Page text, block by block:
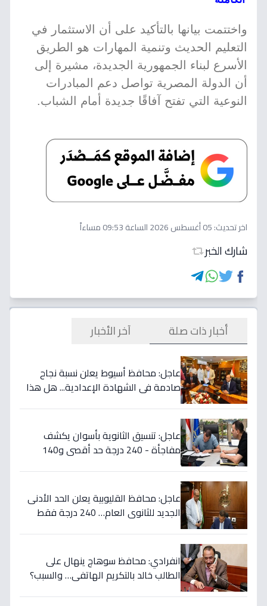
واختتمت بيانها بالتأكيد على أن الاستثمار في
التعليم الحديث وتنمية المهارات هو الطريق
الأسرع لبناء الجمهورية الجديدة، مشيرة إلى
أن الدولة المصرية تواصل دعم المبادرات
النوعية التي تفتح آفاقًا جديدة أمام الشباب.
اخر تحديث:05 أغسطس 2026 الساعة 09:53 مساءاً
شارك الخبر
أخبار ذات صلة آخر الأخبار
عاجل: محافظ أسيوط يعلن نسبة نجاح
صادمة في الشهادة الإعدادية... هل هذا
عاجل: تنسيق الثانوية بأسوان يكشف
مفاجأة - 240 درجة حد أقصى و140
عاجل: محافظ القليوبية يعلن الحد الأدنى
الجديد للثانوي العام… 240 درجة فقط
انفرادي: محافظ سوهاج ينهال على
الطالب خالد بالتكريم الهاتفي… والسبب؟